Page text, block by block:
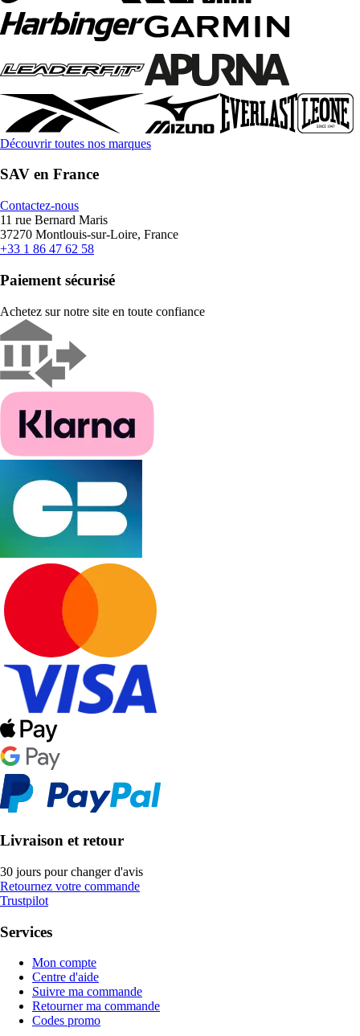
Découvrir toutes nos marques
SAV en France
Contactez-nous
11 rue Bernard Maris
37270 Montlouis-sur-Loire, France
+33 1 86 47 62 58
Paiement sécurisé
Achetez sur notre site en toute confiance
Livraison et retour
30 jours pour changer d'avis
Retournez votre commande
Trustpilot
Services
Mon compte
Centre d'aide
Suivre ma commande
Retourner ma commande
Codes promo